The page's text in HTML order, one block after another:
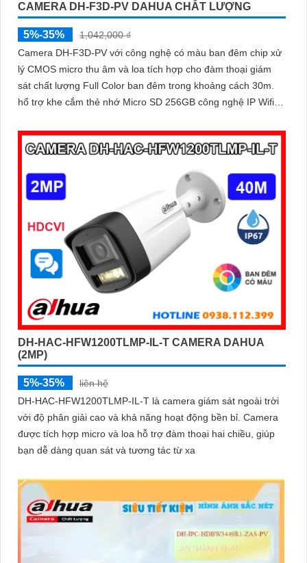
CAMERA DH-F3D-PV DAHUA CHẤT LƯỢNG
5%-35%
1,042,000 ₫
Camera DH-F3D-PV với công nghệ có màu ban đêm chip xử
lý CMOS micro thu âm và loa tích hợp cho đàm thoại giám
sát chất lượng Full Color ban đêm trong khoảng cách 30m.
hổ trợ khe cắm thẻ nhớ Micro SD 256GB công nghệ IP Wifi
DH-HAC-HFW1200TLMP-IL-T CAMERA DAHUA
(2MP)
5%-35%
liên hệ
DH-HAC-HFW1200TLMP-IL-T là camera giám sát ngoài trời
với độ phân giải cao và khả năng hoạt động bền bỉ. Camera
được tích hợp micro và loa hỗ trợ đàm thoại hai chiều, giúp
bạn dễ dàng quan sát và tương tác từ xa